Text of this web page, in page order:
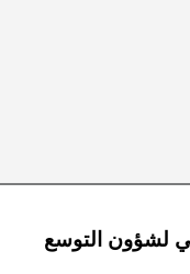
لشؤون التوسع